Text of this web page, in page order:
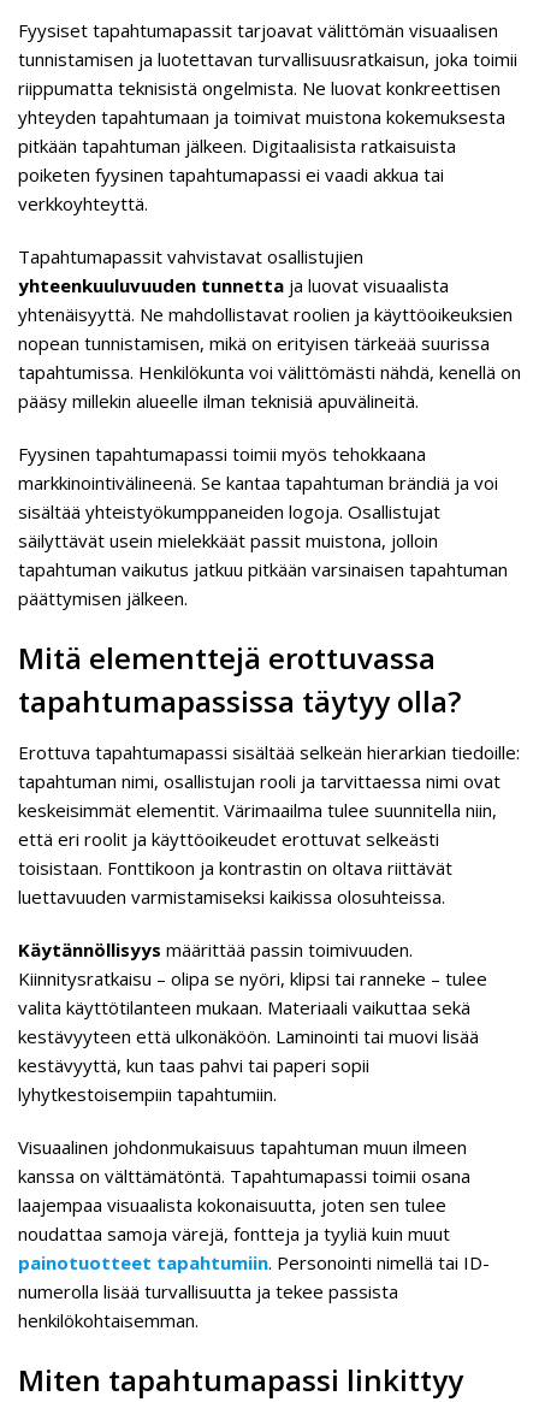
Fyysiset tapahtumapassit tarjoavat välittömän visuaalisen
tunnistamisen ja luotettavan turvallisuusratkaisun, joka toimii
riippumatta teknisistä ongelmista. Ne luovat konkreettisen
yhteyden tapahtumaan ja toimivat muistona kokemuksesta
pitkään tapahtuman jälkeen. Digitaalisista ratkaisuista
poiketen fyysinen tapahtumapassi ei vaadi akkua tai
verkkoyhteyttä.
Tapahtumapassit vahvistavat osallistujien
yhteenkuuluvuuden tunnetta ja luovat visuaalista
yhtenäisyyttä. Ne mahdollistavat roolien ja käyttöoikeuksien
nopean tunnistamisen, mikä on erityisen tärkeää suurissa
tapahtumissa. Henkilökunta voi välittömästi nähdä, kenellä on
pääsy millekin alueelle ilman teknisiä apuvälineitä.
Fyysinen tapahtumapassi toimii myös tehokkaana
markkinointivälineenä. Se kantaa tapahtuman brändiä ja voi
sisältää yhteistyökumppaneiden logoja. Osallistujat
säilyttävät usein mielekkäät passit muistona, jolloin
tapahtuman vaikutus jatkuu pitkään varsinaisen tapahtuman
päättymisen jälkeen.
Mitä elementtejä erottuvassa
tapahtumapassissa täytyy olla?
Erottuva tapahtumapassi sisältää selkeän hierarkian tiedoille:
tapahtuman nimi, osallistujan rooli ja tarvittaessa nimi ovat
keskeisimmät elementit. Värimaailma tulee suunnitella niin,
että eri roolit ja käyttöoikeudet erottuvat selkeästi
toisistaan. Fonttikoon ja kontrastin on oltava riittävät
luettavuuden varmistamiseksi kaikissa olosuhteissa.
Käytännöllisyys määrittää passin toimivuuden.
Kiinnitysratkaisu – olipa se nyöri, klipsi tai ranneke – tulee
valita käyttötilanteen mukaan. Materiaali vaikuttaa sekä
kestävyyteen että ulkonäköön. Laminointi tai muovi lisää
kestävyyttä, kun taas pahvi tai paperi sopii
lyhytkestoisempiin tapahtumiin.
Visuaalinen johdonmukaisuus tapahtuman muun ilmeen
kanssa on välttämätöntä. Tapahtumapassi toimii osana
laajempaa visuaalista kokonaisuutta, joten sen tulee
noudattaa samoja värejä, fontteja ja tyyliä kuin muut
painotuotteet tapahtumiin. Personointi nimellä tai ID-
numerolla lisää turvallisuutta ja tekee passista
henkilökohtaisemman.
Miten tapahtumapassi linkittyy